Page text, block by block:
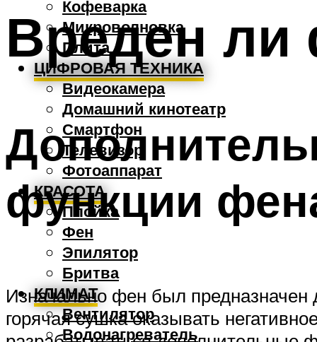
Кофеварка
Микроволновка
Плита
ЦИФРОВАЯ ТЕХНИКА
Видеокамера
Домашний кинотеатр
Смартфон
Телевизор
Фотоаппарат
КРАСОТА
Плойка
Фен
Эпилятор
Бритва
КЛИМАТ
Вентилятор
Водонагреватель
Вреден ли
функции
Изначально фен был
горячая сушка оказывать